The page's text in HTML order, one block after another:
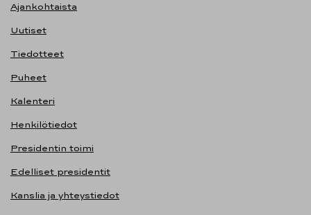
Ajankohtaista
Uutiset
Tiedotteet
Puheet
Kalenteri
Henkilötiedot
Presidentin toimi
Edelliset presidentit
Kanslia ja yhteystiedot